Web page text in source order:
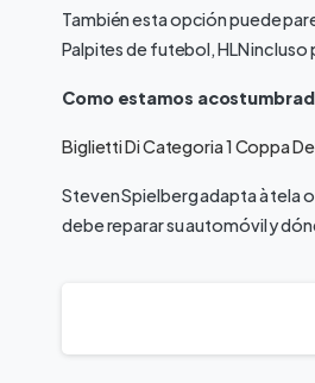
También esta opción puede
Palpites de futebol, HLN incluso
Como estamos
Biglietti Di Categoria 1 Coppa
Steven Spielberg adapta à tela
debe reparar su automóvil y